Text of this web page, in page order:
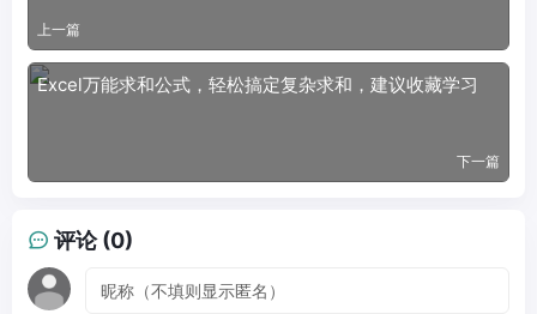
上一篇
Excel万能求和公式，轻松搞定复杂求和，建议收藏学习
下一篇
评论 (0)